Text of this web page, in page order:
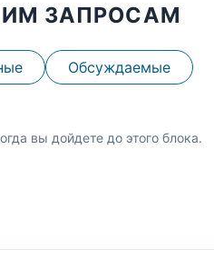
ЗАПРОСАМ
Обсуждаемые
вы дойдете до этого блока.